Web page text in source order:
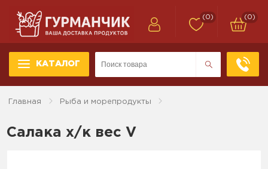
КАТАЛОГ
(0) (0)
Главная Рыба и морепродукты
Салака х/к вес V